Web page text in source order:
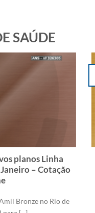
SAÚDE
planos Linha
– Cotação
Bronze no Rio de